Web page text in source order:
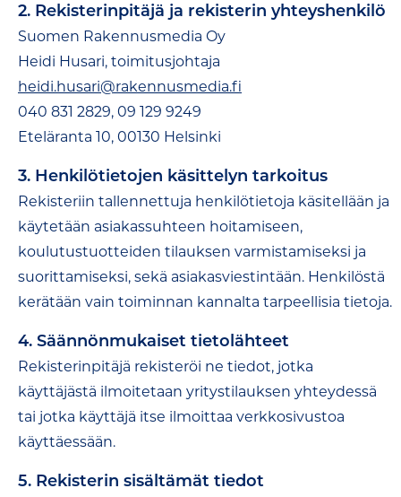
2. Rekisterinpitäjä ja rekisterin yhteyshenkilö
Suomen Rakennusmedia Oy
Heidi Husari, toimitusjohtaja
heidi.husari@rakennusmedia.fi
040 831 2829, 09 129 9249
Eteläranta 10, 00130 Helsinki
3. Henkilötietojen käsittelyn tarkoitus
Rekisteriin tallennettuja henkilötietoja käsitellään ja
käytetään asiakassuhteen hoitamiseen,
koulutustuotteiden tilauksen varmistamiseksi ja
suorittamiseksi, sekä asiakasviestintään. Henkilöstä
kerätään vain toiminnan kannalta tarpeellisia tietoja.
4. Säännönmukaiset tietolähteet
Rekisterinpitäjä rekisteröi ne tiedot, jotka
käyttäjästä ilmoitetaan yritystilauksen yhteydessä
tai jotka käyttäjä itse ilmoittaa verkkosivustoa
käyttäessään.
5. Rekisterin sisältämät tiedot